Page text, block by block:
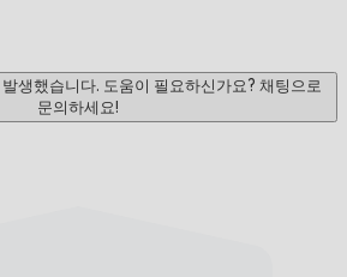
생했습니다. 도움이 필요하신가요? 채팅으로
문의하세요!